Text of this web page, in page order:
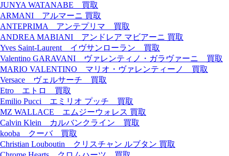
JUNYA WATANABE 買取
ARMANI アルマーニ 買取
ANTEPRIMA アンテプリマ 買取
ANDREA MABIANI アンドレア マビアーニ 買取
Yves Saint-Laurent イヴサンローラン 買取
Valentino GARAVANI ヴァレンティノ・ガラヴァーニ 買取
MARIO VALENTINO マリオ・ヴァレンティーノ 買取
Versace ヴェルサーチ 買取
Etro エトロ 買取
Emilio Pucci エミリオ プッチ 買取
MZ WALLACE エムジーウォレス 買取
Calvin Klein カルバンクライン 買取
kooba クーバ 買取
Christian Louboutin クリスチャン ルブタン 買取